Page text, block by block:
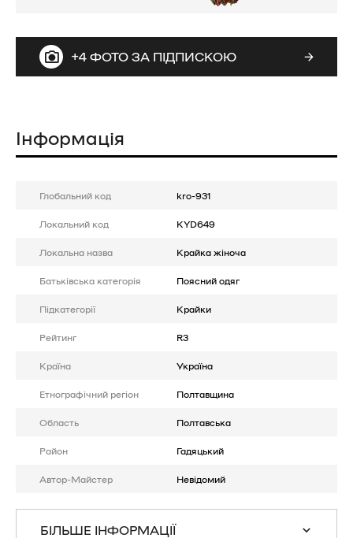
+4 ФОТО ЗА ПІДПИСКОЮ
Інформація
Глобальний код kro-931
Локальний код KYD649
Локальна назва Крайка жіноча
Батькiвська категорія Поясний одяг
Підкатегорії Крайки
Рейтинг R3
Країна Україна
Етнографічний регіон Полтавщина
Область Полтавська
Район Гадяцький
Автор-Майстер Невідомий
БІЛЬШЕ ІНФОРМАЦІЇ